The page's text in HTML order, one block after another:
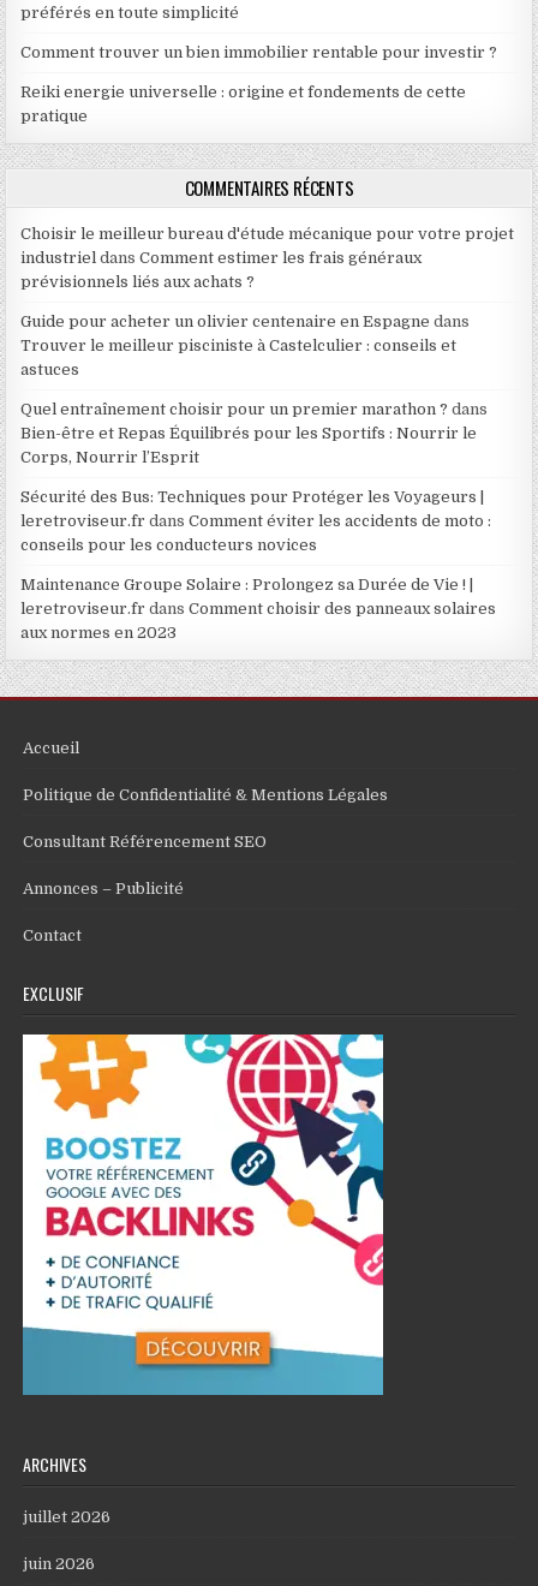
préférés en toute simplicité
Comment trouver un bien immobilier rentable pour investir ?
Reiki energie universelle : origine et fondements de cette
pratique
COMMENTAIRES RÉCENTS
Choisir le meilleur bureau d'étude mécanique pour votre projet
industriel dansComment estimer les frais généraux
prévisionnels liés aux achats ?
Guide pour acheter un olivier centenaire en Espagne dans
Trouver le meilleur pisciniste à Castelculier : conseils et
astuces
Quel entraînement choisir pour un premier marathon ? dans
Bien-être et Repas Équilibrés pour les Sportifs : Nourrir le
Corps, Nourrir l’Esprit
Sécurité des Bus: Techniques pour Protéger les Voyageurs |
leretroviseur.fr dansComment éviter les accidents de moto :
conseils pour les conducteurs novices
Maintenance Groupe Solaire : Prolongez sa Durée de Vie ! |
leretroviseur.fr dansComment choisir des panneaux solaires
aux normes en 2023
Accueil
Politique de Confidentialité & Mentions Légales
Consultant Référencement SEO
Annonces – Publicité
Contact
EXCLUSIF
ARCHIVES
juillet 2026
juin 2026